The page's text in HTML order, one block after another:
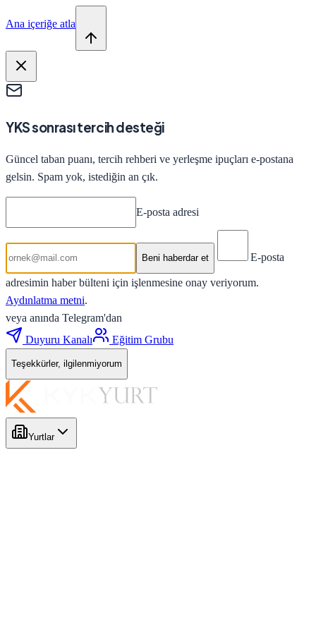
Ana içeriğe atla
YKS sonrası tercih desteği
Güncel taban puanı, tercih rehberi ve yerleşme ipuçları e-postana
gelsin. Spam yok, istediğin an çık.
E-posta adresi
Beni haberdar et E-posta
adresimin haber bülteni için işlenmesine onay veriyorum.
Aydınlatma metni.
veya anında Telegram'dan
Duyuru Kanalı
Eğitim Grubu
Teşekkürler, ilgilenmiyorum
Yurtlar